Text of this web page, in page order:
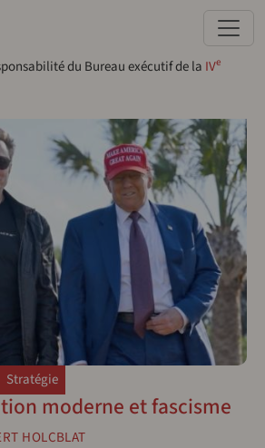
du Bureau exécutif de la IVe
Stratégie
moderne et fascisme
HOLCBLAT